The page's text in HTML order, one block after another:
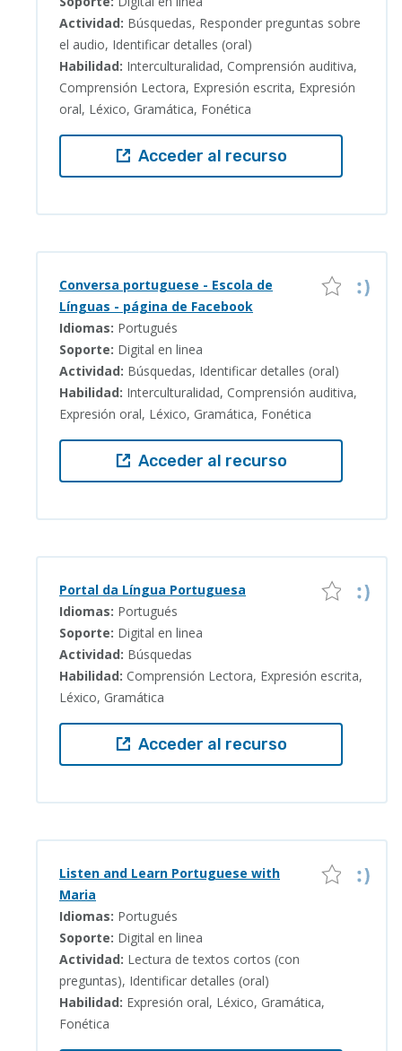
Actividad: Búsquedas, Responder preguntas sobre
el audio, Identificar detalles (oral)
Habilidad: Interculturalidad, Comprensión auditiva,
Comprensión Lectora, Expresión escrita, Expresión
oral, Léxico, Gramática, Fonética
Acceder al recurso
Conversa portuguese - Escola de
Línguas - página de Facebook
Idiomas: Portugués
Soporte: Digital en linea
Actividad: Búsquedas, Identificar detalles (oral)
Habilidad: Interculturalidad, Comprensión auditiva,
Expresión oral, Léxico, Gramática, Fonética
Acceder al recurso
Portal da Língua Portuguesa
Idiomas: Portugués
Soporte: Digital en linea
Actividad: Búsquedas
Habilidad: Comprensión Lectora, Expresión escrita,
Léxico, Gramática
Acceder al recurso
Listen and Learn Portuguese with
Maria
Idiomas: Portugués
Soporte: Digital en linea
Actividad: Lectura de textos cortos (con
preguntas), Identificar detalles (oral)
Habilidad: Expresión oral, Léxico, Gramática,
Fonética